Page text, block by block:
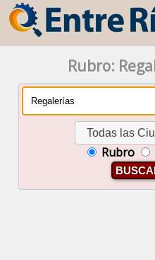
Rubro:
Todas las
Rubro